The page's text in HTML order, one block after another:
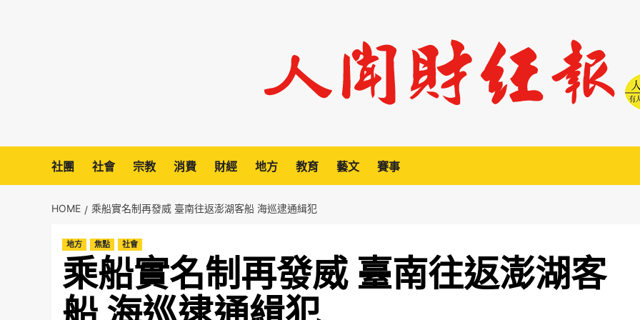
社團 社會 宗教 消費 財經 地方 教育 藝文 賽事
HOME 乘船實名制再發威 臺南往返澎湖客船 海巡逮通緝犯
地方 焦點 社會
乘船實名制再發威 臺南往返澎湖客